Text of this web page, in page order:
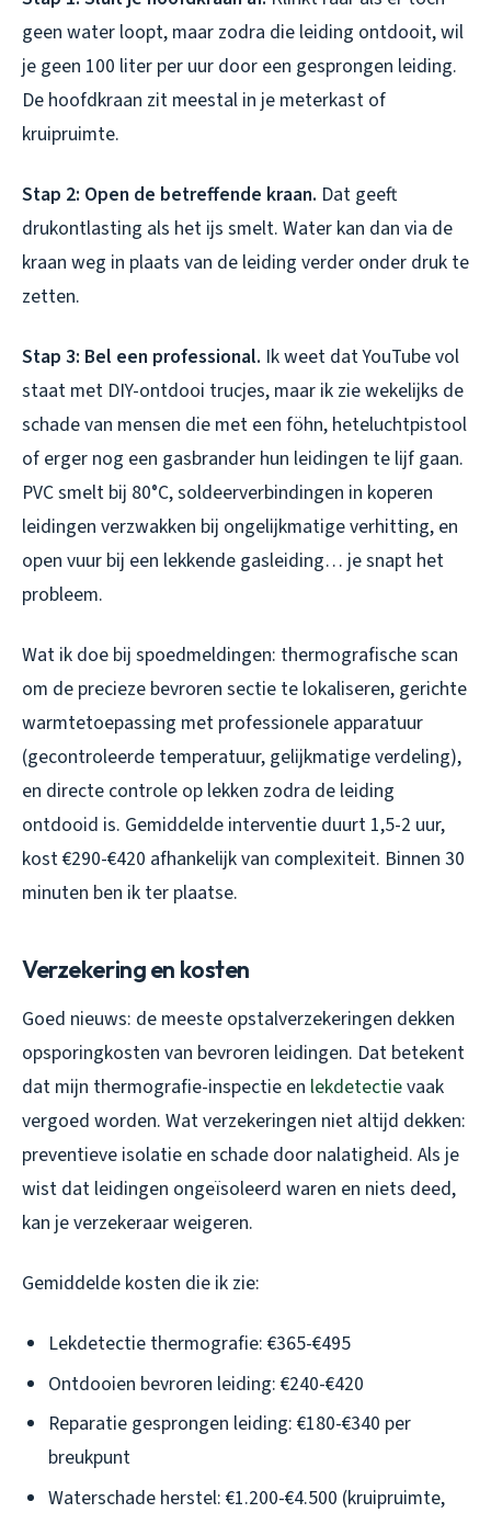
geen water loopt, maar zodra die leiding ontdooit, wil
je geen 100 liter per uur door een gesprongen leiding.
De hoofdkraan zit meestal in je meterkast of
kruipruimte.
Stap 2: Open de betreffende kraan. Dat geeft
drukontlasting als het ijs smelt. Water kan dan via de
kraan weg in plaats van de leiding verder onder druk te
zetten.
Stap 3: Bel een professional. Ik weet dat YouTube vol
staat met DIY-ontdooi trucjes, maar ik zie wekelijks de
schade van mensen die met een föhn, heteluchtpistool
of erger nog een gasbrander hun leidingen te lijf gaan.
PVC smelt bij 80°C, soldeerverbindingen in koperen
leidingen verzwakken bij ongelijkmatige verhitting, en
open vuur bij een lekkende gasleiding… je snapt het
probleem.
Wat ik doe bij spoedmeldingen: thermografische scan
om de precieze bevroren sectie te lokaliseren, gerichte
warmtetoepassing met professionele apparatuur
(gecontroleerde temperatuur, gelijkmatige verdeling),
en directe controle op lekken zodra de leiding
ontdooid is. Gemiddelde interventie duurt 1,5-2 uur,
kost €290-€420 afhankelijk van complexiteit. Binnen 30
minuten ben ik ter plaatse.
Verzekering en kosten
Goed nieuws: de meeste opstalverzekeringen dekken
opsporingkosten van bevroren leidingen. Dat betekent
dat mijn thermografie-inspectie en lekdetectievaak
vergoed worden. Wat verzekeringen niet altijd dekken:
preventieve isolatie en schade door nalatigheid. Als je
wist dat leidingen ongeïsoleerd waren en niets deed,
kan je verzekeraar weigeren.
Gemiddelde kosten die ik zie:
Lekdetectie thermografie: €365-€495
Ontdooien bevroren leiding: €240-€420
Reparatie gesprongen leiding: €180-€340 per
breukpunt
Waterschade herstel: €1.200-€4.500 (kruipruimte,